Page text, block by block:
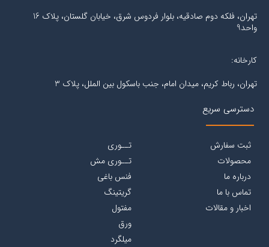
تهران، فلکه دوم صادقیه، بلوار فردوس شرق، خیابان گلستان، پلاک 16
واحد9
کارخانه:
تهران، رباط کریم، میدان امام، جنب باسکول بین الملل، پلاک 3
دسترسی سریع
ثبت سفارش
محصولات
درباره ما
تماس با ما
اخبار و مقالات
تــوری
تــوری مش
فنس باغی
گریتینگ
مفتول
ورق
میلگرد